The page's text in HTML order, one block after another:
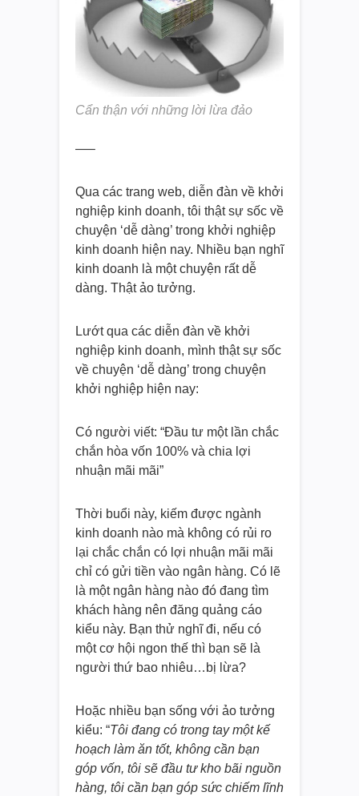
Cẩn thận với những lời lừa đảo
—–
Qua các trang web, diễn đàn về khởi
nghiệp kinh doanh, tôi thật sự sốc về
chuyện ‘dễ dàng’ trong khởi nghiệp
kinh doanh hiện nay. Nhiều bạn nghĩ
kinh doanh là một chuyện rất dễ
dàng. Thật ảo tưởng.
Lướt qua các diễn đàn về khởi
nghiệp kinh doanh, mình thật sự sốc
về chuyện ‘dễ dàng’ trong chuyện
khởi nghiệp hiện nay:
Có người viết: “Đầu tư một lần chắc
chắn hòa vốn 100% và chia lợi
nhuận mãi mãi”
Thời buổi này, kiếm được ngành
kinh doanh nào mà không có rủi ro
lại chắc chắn có lợi nhuận mãi mãi
chỉ có gửi tiền vào ngân hàng. Có lẽ
là một ngân hàng nào đó đang tìm
khách hàng nên đăng quảng cáo
kiểu này. Bạn thử nghĩ đi, nếu có
một cơ hội ngon thế thì bạn sẽ là
người thứ bao nhiêu…bị lừa?
Hoặc nhiều bạn sống với ảo tưởng
kiểu: “Tôi đang có trong tay một kế
hoạch làm ăn tốt, không cần bạn
góp vốn, tôi sẽ đầu tư kho bãi nguồn
hàng, tôi cần bạn góp sức chiếm lĩnh